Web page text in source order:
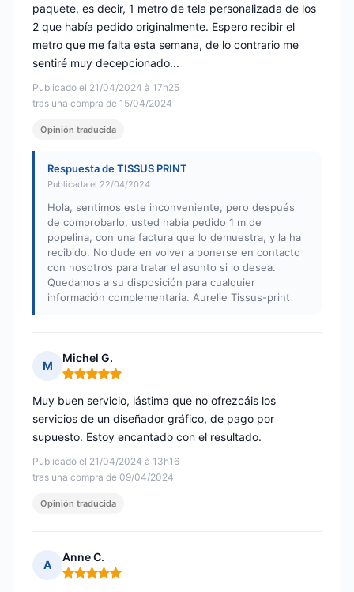
Publicado el 21/04/2024 à 17h25
tras una compra de 15/04/2024
paquete, es decir, 1 metro de tela personalizada de los
2 que había pedido originalmente. Espero recibir el
metro que me falta esta semana, de lo contrario me
sentiré muy decepcionado...
Opinión traducida
Respuesta de TISSUS PRINT
Publicada el 22/04/2024
Hola, sentimos este inconveniente, pero después
de comprobarlo, usted había pedido 1 m de
popelina, con una factura que lo demuestra, y la ha
recibido. No dude en volver a ponerse en contacto
con nosotros para tratar el asunto si lo desea.
Quedamos a su disposición para cualquier
información complementaria. Aurelie Tissus-print
M
Michel G.
Nota: 5 de 5
Publicado el 21/04/2024 à 13h16
tras una compra de 09/04/2024
Muy buen servicio, lástima que no ofrezcáis los
servicios de un diseñador gráfico, de pago por
supuesto. Estoy encantado con el resultado.
Opinión traducida
A
Anne C.
Nota: 5 de 5